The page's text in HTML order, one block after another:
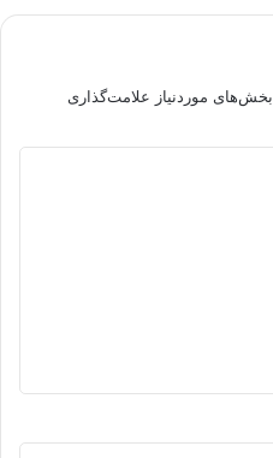
بخش‌های موردنیاز علامت‌گذاری